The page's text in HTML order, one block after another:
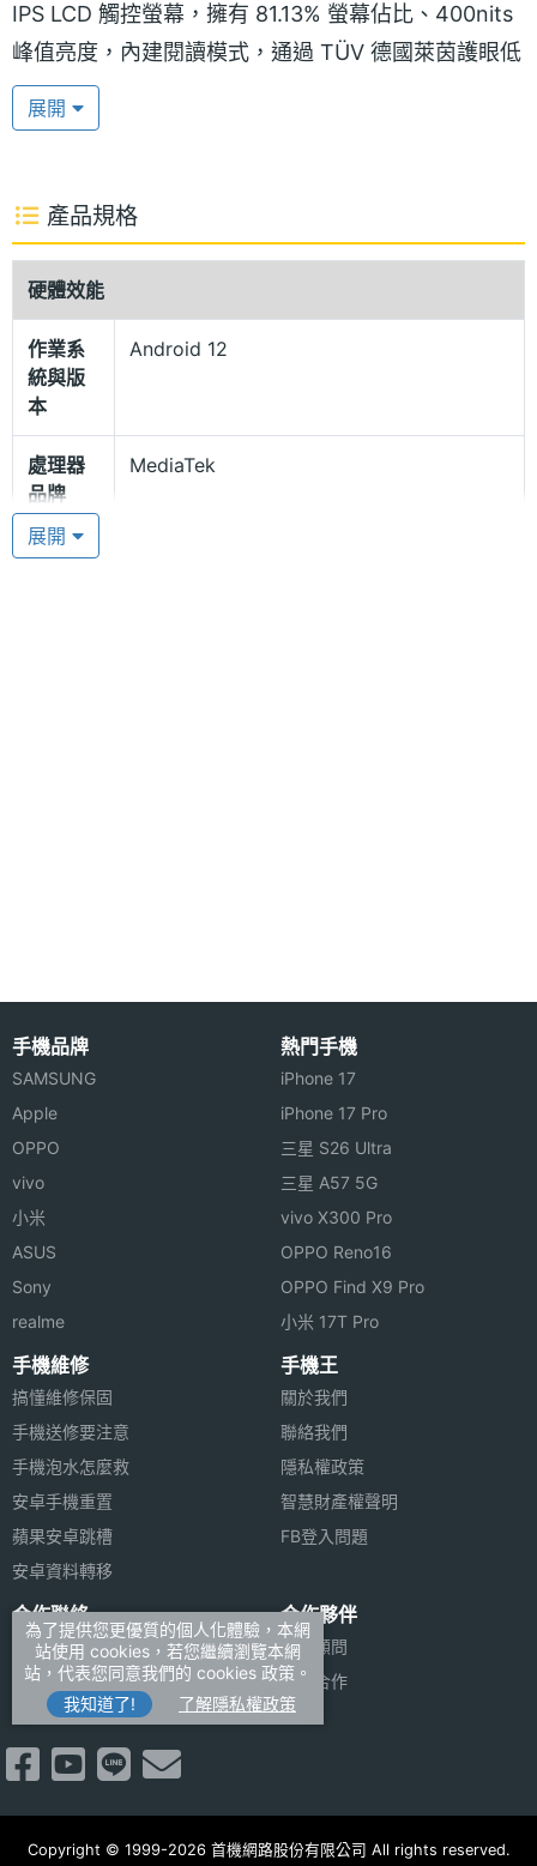
IPS LCD 觸控螢幕，擁有 81.13% 螢幕佔比、400nits
峰值亮度，內建閱讀模式，通過 TÜV 德國萊茵護眼低
光認證，提供用戶舒適流暢的視覺享受，支援 Netflix
HD，觀看影音串流平台可以擁有順暢的畫面品質。
金屬材質機身
Lenovo Tab M9 機身選用金屬材質製成，採用輕薄設
計，重量僅 344g、厚度僅 7.99mm，提供北極灰顏
色款式；具備 Dolby Atmos，帶來寫實且具臨場感的
音效體驗，支援 3.5mm耳機孔；電量方面，備有
5,100mAh 電池，支援 15W 快充，可提供觀看最高 13
小時的影音播放。
聯發科 G80
Lenovo Tab M9 運行 Android 12 作業系統，搭載
◎ 9 吋 1,340 x 800pixels 解析度 IPS LCD 觸控螢幕
◎ 搭載 MediaTek G80 八核心處理器
◎ 4GB RAM / 64GB ROM
◎ Wi-Fi 5、藍牙 5.1
◎ 前鏡頭 200 萬畫素
◎ 後鏡頭 800 萬畫素
◎ 臉部解鎖
◎ 德國萊因 TÜV 低藍光認證
◎ 採用 USB Type-C 規格，支援 15W 快充
◎ 支援 microSD 記憶卡，可額外擴充儲存空間
※本文為 SOGI 手機王版權所有，未經授權不得轉載使用※
展開
產品規格
硬體效能
作業系
統與版
本
Android 12
處理器
品牌
MediaTek
處理器
記憶卡
電池容
顯示螢幕
主螢幕
尺寸
主螢幕
解析度
1340x800 pixels
主螢幕
度
主螢幕
佔比
主螢幕
材質
LCD
主螢幕
觸控
Yes
展開
手機品牌
SAMSUNG
Apple
OPPO
vivo
小米
ASUS
Sony
realme
熱門手機
iPhone 17
iPhone 17 Pro
三星 S26 Ultra
三星 A57 5G
vivo X300 Pro
OPPO Reno16
OPPO Find X9 Pro
小米 17T Pro
手機維修
搞懂維修保固
手機送修要注意
手機泡水怎麼救
安卓手機重置
蘋果安卓跳槽
安卓資料轉移
手機王
關於我們
聯絡我們
隱私權政策
智慧財產權聲明
FB登入問題
合作聯絡
廣告刊登
加入商店報價
新聞聯絡
合作夥伴
法律顧問
媒體合作
Copyright © 1999-2026 首機網路股份有限公司 All rights reserved.
為了提供您更優質的個人化體驗，本網
站使用 cookies，若您繼續瀏覽本網
站，代表您同意我們的 cookies 政策。
我知道了!
了解隱私權政策